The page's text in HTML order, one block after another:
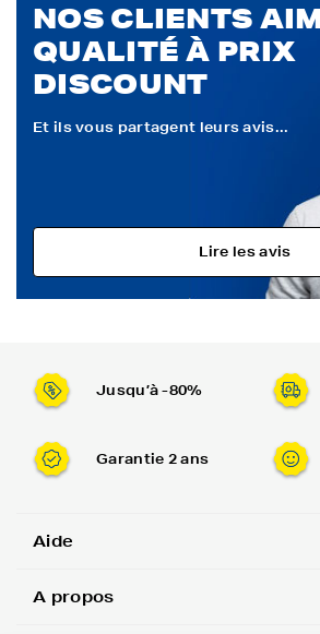
NOS CLIENTS
QUALITÉ À PRIX
DISCOUNT
Et ils vous partagent leurs avis...
Lire les avis
Jusqu’à -80%
Garantie 2 ans
Aide
A propos